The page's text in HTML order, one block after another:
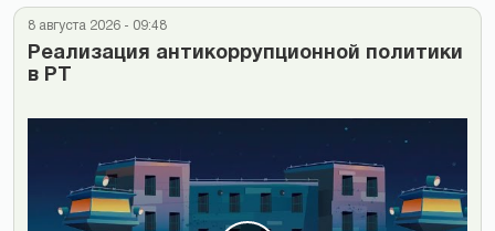
8 августа 2026 - 09:48
Реализация антикоррупционной политики
в РТ